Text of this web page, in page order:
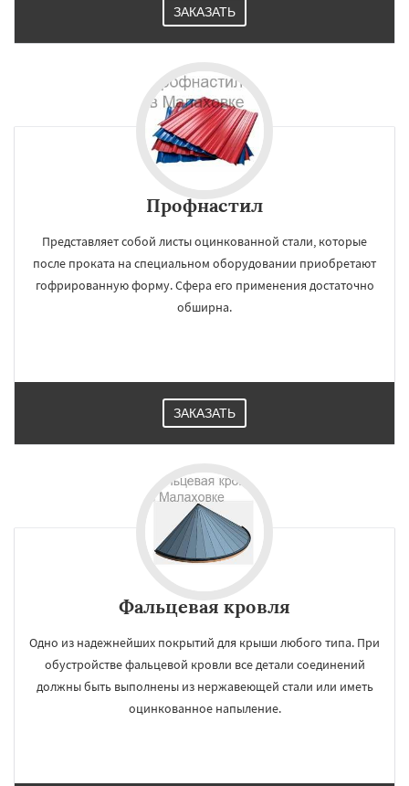
ЗАКАЗАТЬ
Профнастил
Представляет собой листы оцинкованной стали, которые
после проката на специальном оборудовании приобретают
гофрированную форму. Сфера его применения достаточно
обширна.
ЗАКАЗАТЬ
Фальцевая кровля
Одно из надежнейших покрытий для крыши любого типа. При
обустройстве фальцевой кровли все детали соединений
должны быть выполнены из нержавеющей стали или иметь
оцинкованное напыление.